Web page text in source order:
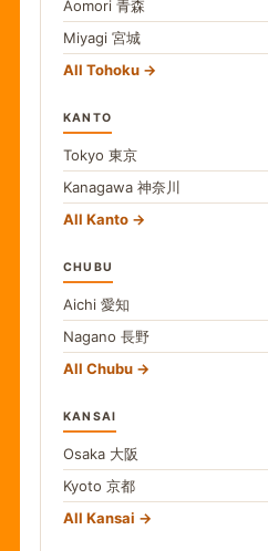
Aomori 青森
Miyagi 宮城
All Tohoku
KANTO
Tokyo 東京
Kanagawa 神奈川
All Kanto
CHUBU
Aichi 愛知
Nagano 長野
All Chubu
KANSAI
Osaka 大阪
Kyoto 京都
All Kansai